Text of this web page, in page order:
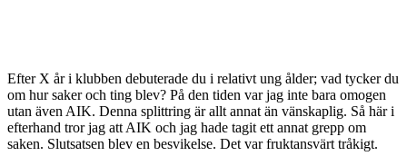
Efter X år i klubben debuterade du i relativt ung ålder; vad tycker du
om hur saker och ting blev? På den tiden var jag inte bara omogen
utan även AIK. Denna splittring är allt annat än vänskaplig. Så här i
efterhand tror jag att AIK och jag hade tagit ett annat grepp om
saken. Slutsatsen blev en besvikelse. Det var fruktansvärt tråkigt.